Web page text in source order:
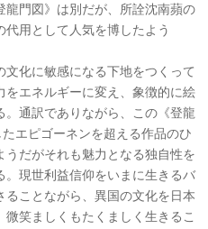
龍門図》は別だが、所詮沈南蘋の
用として人気を博したよう
化に敏感になる下地をつくって
エネルギーに変え、象徴的に絵
通訳でありながら、この《登龍
エピゴーネンを超える作品のひ
だがそれも魅力となる独自性を
。現世利益信仰をいまに生きるバ
ことながら、異国の文化を日本
笑ましくもたくましく生きるこ